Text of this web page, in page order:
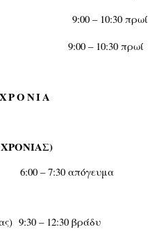
9:00 – 10:30 πρωί
9:00 – 10:30 πρωί
6:00 – 7:30 απόγευμα
9:30 – 12:30 βράδυ